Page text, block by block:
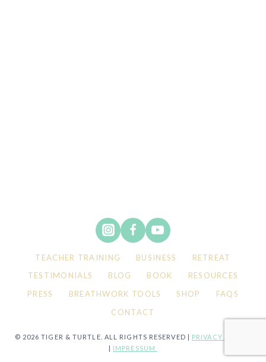
TEACHER TRAINING BUSINESS
RETREAT
TESTIMONIALS
BLOG BOOK
RESOURCES
PRESS
BREATHWORK TOOLS SHOP
FAQS
CONTACT
© 2026 TIGER & TURTLE. ALL RIGHTS RESERVED | PRIVACY POLICY
| IMPRESSUM